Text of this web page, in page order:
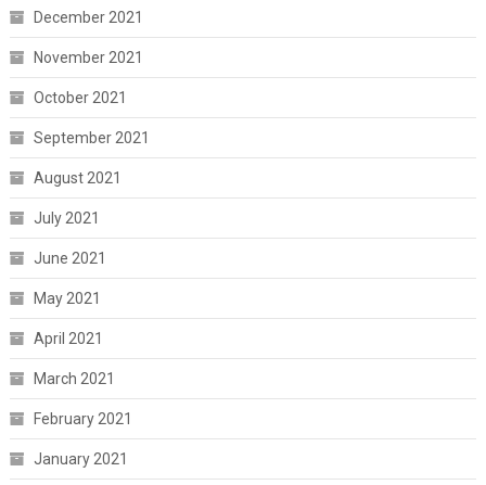
December 2021
November 2021
October 2021
September 2021
August 2021
July 2021
June 2021
May 2021
April 2021
March 2021
February 2021
January 2021